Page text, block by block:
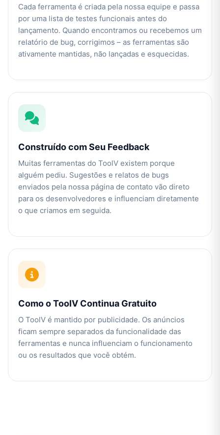
Cada ferramenta é criada pela nossa equipe e passa
por uma lista de testes funcionais antes do
lançamento. Quando encontramos ou recebemos um
relatório de bug, corrigimos – as ferramentas são
ativamente mantidas, não lançadas e esquecidas.
Construído com Seu Feedback
Muitas ferramentas do ToolV existem porque
alguém pediu. Sugestões e relatos de bugs
enviados pela nossa página de contato vão direto
para os desenvolvedores e influenciam diretamente
o que criamos em seguida.
Como o ToolV Continua Gratuito
O ToolV é mantido por publicidade. Os anúncios
ficam sempre separados da funcionalidade das
ferramentas e nunca influenciam o funcionamento
ou os resultados que você obtém.